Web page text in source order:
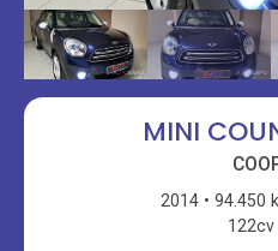
MINI
2014 94.450
122cv